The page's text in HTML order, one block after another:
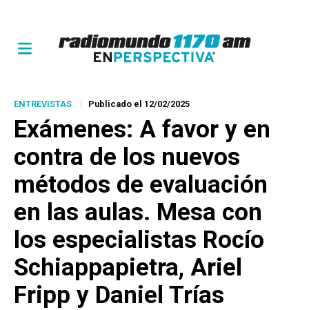
ENTREVISTAS Publicado el 12/02/2025
Exámenes: A favor y en
contra de los nuevos
métodos de evaluación
en las aulas. Mesa con
los especialistas Rocío
Schiappapietra, Ariel
Fripp y Daniel Trías